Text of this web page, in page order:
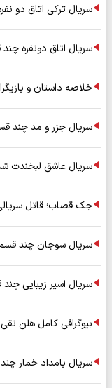
سریال ترکی اتاق دو
سریال اتاق دونفره
خلاصه داستان و
سریال جزر و مد چند
سریال عاشق لبخندت
جک قصاب؛ قاتل
سریال سوجان چند
سریال اسیر زیبایی
بیوگرافی کامل هلن
سریال بامداد خمار